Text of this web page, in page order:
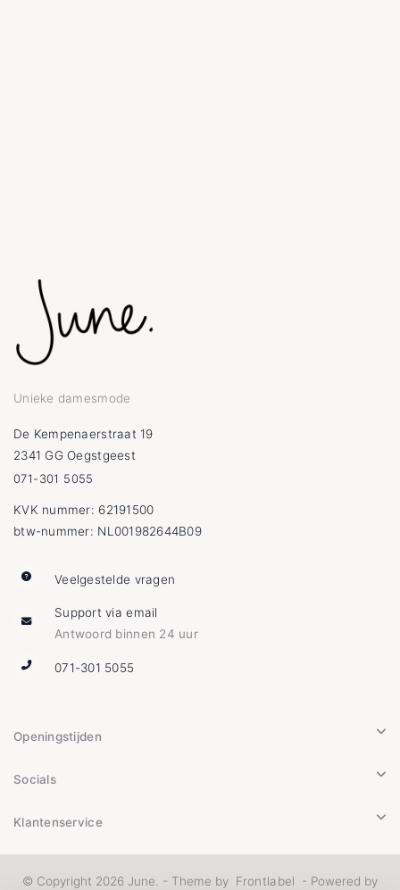
Unieke damesmode
De Kempenaerstraat 19
2341 GG Oegstgeest
071-301 5055
KVK nummer: 62191500
btw-nummer: NL001982644B09
Veelgestelde vragen
Support via email
Antwoord binnen 24 uur
071-301 5055
Openingstijden
Socials
Klantenservice
© Copyright 2026 June. - Theme by Frontlabel - Powered by